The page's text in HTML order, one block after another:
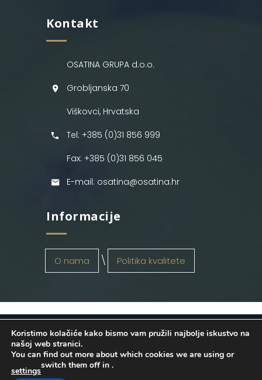
Kontakt
OSATINA GRUPA d.o.o.
Grobljanska 70
Viškovci, Hrvatska
Tel: +385 (0)31 856 999
Fax: +385 (0)31 856 045
E-mail: osatina@osatina.hr
Informacije
O nama Politika kvalitete
OSATINA GRUPA d.o.o. 2026
. Configured
byINFOS Osijek. Sva prava pridržana.
Koristimo kolačiće kako bismo vam pružili najbolje iskustvo na
našoj web stranici.
You can find out more about which cookies we are using or
switch them off in
settings
.